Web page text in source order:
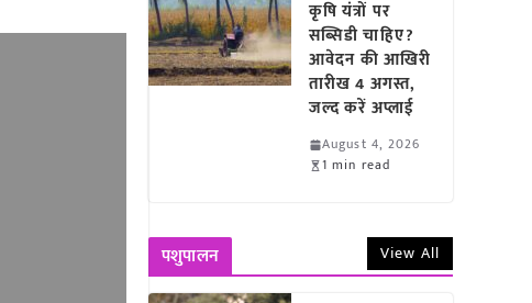
कृषि यंत्रों पर
सब्सिडी चाहिए?
आवेदन की आखिरी
तारीख 4 अगस्त,
जल्द करें अप्लाई
August 4, 2026
1 min read
पशुपालन View All